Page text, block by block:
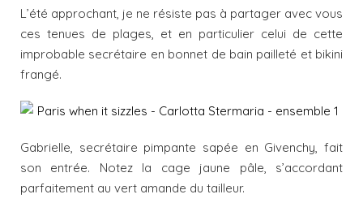
L’été approchant, je ne résiste pas à partager avec vous
ces tenues de plages, et en particulier celui de cette
improbable secrétaire en bonnet de bain pailleté et bikini
frangé.
Gabrielle, secrétaire pimpante sapée en Givenchy, fait
son entrée. Notez la cage jaune pâle, s’accordant
parfaitement au vert amande du tailleur.